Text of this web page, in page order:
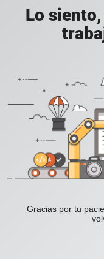
Lo
Gracias por tu